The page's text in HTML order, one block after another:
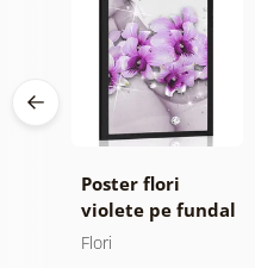
Poster flori
violete pe fundal
abstract
Flori